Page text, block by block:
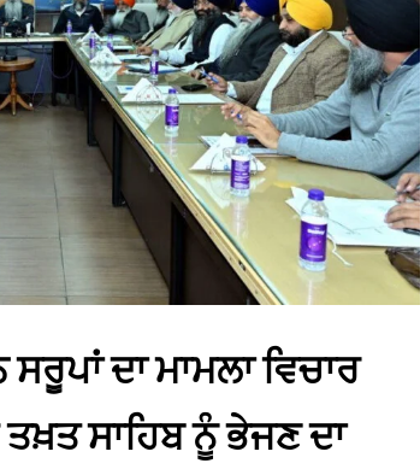
ਦਾ ਮਾਮਲਾ ਵਿਚਾਰ
ਸਾਹਿਬ ਨੂੰ ਭੇਜਣ ਦਾ